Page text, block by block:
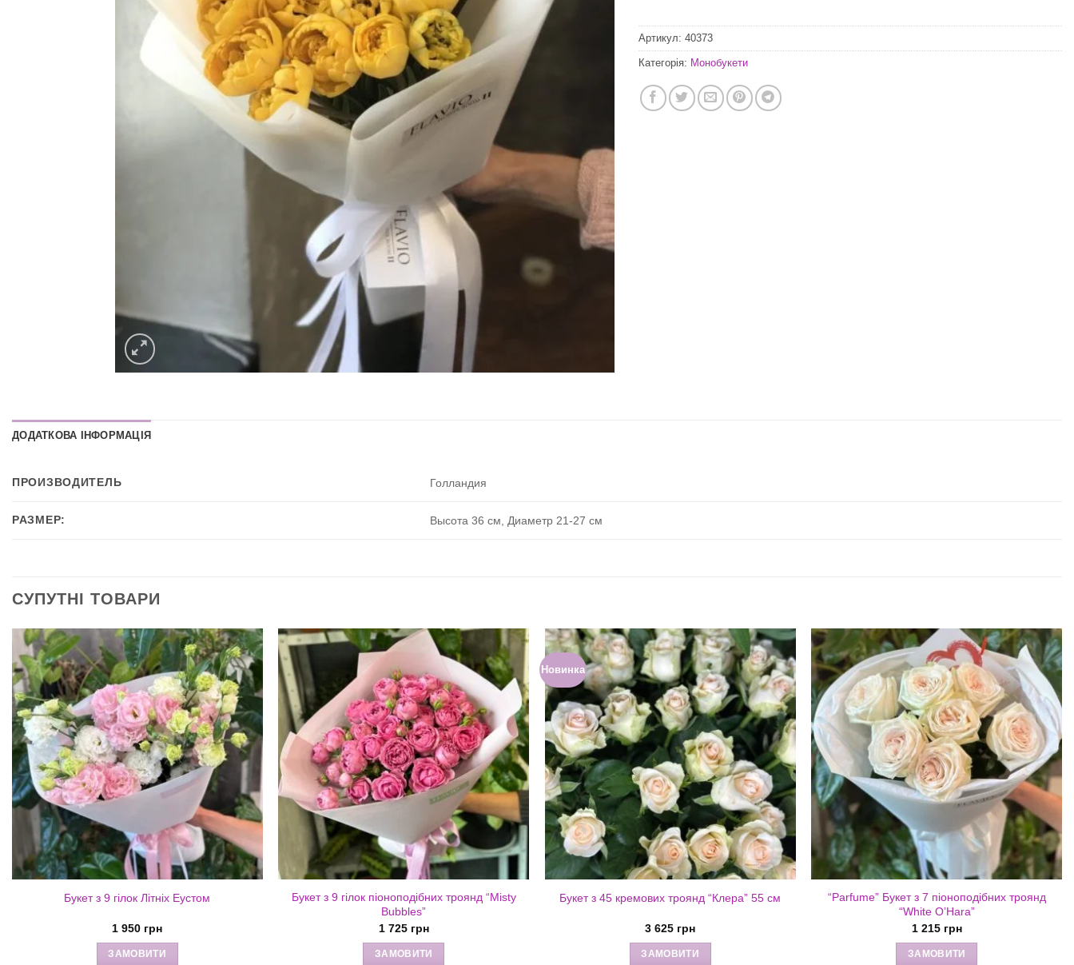
Артикул: 40373
Категорія: Монобукети
ДОДАТКОВА ІНФОРМАЦІЯ
ПРОИЗВОДИТЕЛЬ Голландия
РАЗМЕР: Высота 36 см, Диаметр 21-27 см
СУПУТНІ ТОВАРИ
Букет з 9 гілок Літніх Еустом
1 950 грн
ЗАМОВИТИ
Букет з 9 гілок піоноподібних троянд “Misty
Bubbles”
1 725 грн
ЗАМОВИТИ
Новинка
Букет з 45 кремових троянд “Клера” 55 см
3 625 грн
ЗАМОВИТИ
“Parfume” Букет з 7 піоноподібних троянд
“White O’Hara”
1 215 грн
ЗАМОВИТИ